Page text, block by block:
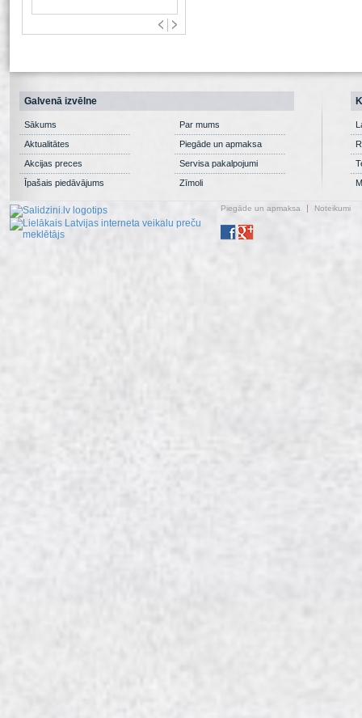
Galvenā izvēlne
Sākums
Aktualitātes
Akcijas preces
Īpašais piedāvājums
Par mums
Piegāde un apmaksa
Servisa pakalpojumi
Zīmoli
Piegāde un apmaksa Noteikumi